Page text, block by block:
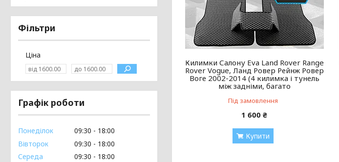
Килимки Салону Eva Land Rover Range
Rover Vogue, Ланд Ровер Рейнж Ровер
Воге 2002-2014 (4 килимка і тунель
між задніми, багато
Під замовлення
1 600 ₴
Купити
Фільтри
Ціна
Графік роботи
Понеділок 09:30
18:00
Вівторок
09:30
18:00
Середа
09:30
18:00